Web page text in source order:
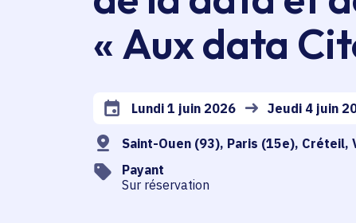
« Aux data
Date de l'arrêté
Lundi 1 juin 2026 Jeudi 4 juin
Saint-Ouen (93), Paris (15e), Créteil,
Payant
Sur réservation